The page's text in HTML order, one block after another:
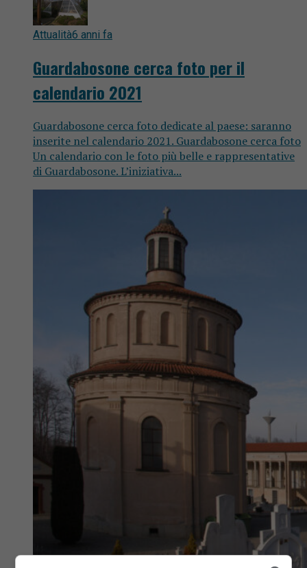
Attualità6 anni fa
Guardabosone cerca foto per il
calendario 2021
Guardabosone cerca foto dedicate al paese: saranno
inserite nel calendario 2021. Guardabosone cerca foto
Un calendario con le foto più belle e rappresentative
di Guardabosone. L’iniziativa...